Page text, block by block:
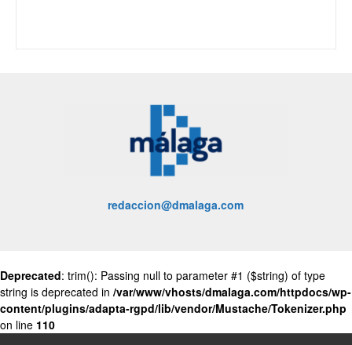
redaccion@dmalaga.com
Deprecated: trim(): Passing null to parameter #1 ($string) of type
string is deprecated in /var/www/vhosts/dmalaga.com/httpdocs/wp-
content/plugins/adapta-rgpd/lib/vendor/Mustache/Tokenizer.php
on line 110